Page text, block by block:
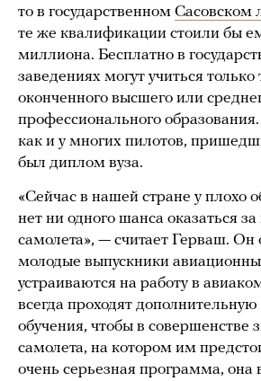
то в государственном Сасовском
те же квалификации стоили бы
миллиона. Бесплатно в
заведениях могут учиться только
оконченного высшего или
профессионального
как и у многих пилотов,
был диплом вуза.
«Сейчас в нашей стране у плохо
нет ни одного шанса оказаться
самолета», — считает Герваш. Он
молодые выпускники
устраиваются на работу в
всегда проходят
обучения, чтобы в совершенстве
самолета, на котором им
очень серьезная программа, она